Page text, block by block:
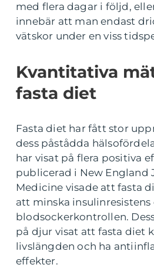
med flera dagar i följd,
innebär att man endast
vätskor under en viss
Kvantitativa
fasta diet
Fasta diet har fått stor
dess påstådda
har visat på flera positiva
publicerad i New England
Medicine visade att fasta
att minska
blodsockerkontrollen.
på djur visat att fasta diet
livslängden och ha
effekter.